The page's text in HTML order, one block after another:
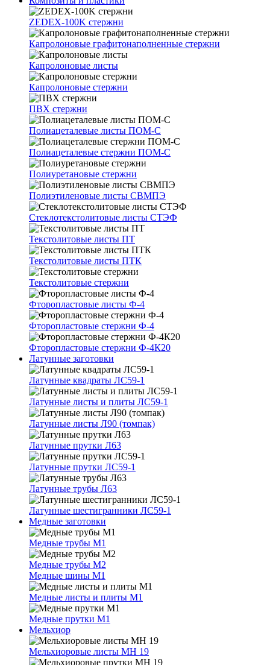
ZEDEX-100K стержни
Капролоновые графитонаполненные стержни
Капролоновые листы
Капролоновые стержни
ПВХ стержни
Полиацеталевые листы ПОМ-С
Полиацеталевые стержни ПОМ-С
Полиуретановые стержни
Полиэтиленовые листы СВМПЭ
Стеклотекстолитовые листы СТЭФ
Текстолитовые листы ПТ
Текстолитовые листы ПТК
Текстолитовые стержни
Фторопластовые листы Ф-4
Фторопластовые стержни Ф-4
Фторопластовые стержни Ф-4К20
Латунные заготовки
Латунные квадраты ЛС59-1
Латунные листы и плиты ЛС59-1
Латунные листы Л90 (томпак)
Латунные прутки Л63
Латунные прутки ЛС59-1
Латунные трубы Л63
Латунные шестигранники ЛС59-1
Медные заготовки
Медные трубы М1
Медные трубы М2
Медные шины М1
Медные листы и плиты М1
Медные прутки М1
Мельхиор
Мельхиоровые листы МН 19